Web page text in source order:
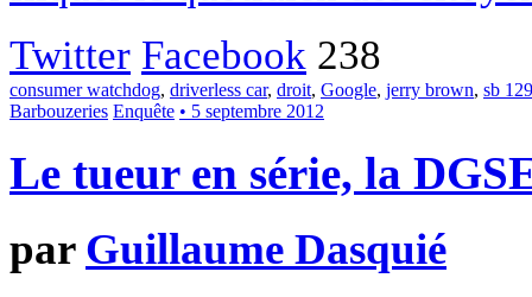
Twitter Facebook 238
consumer watchdog, driverless car, droit, Google, jerry brown, sb
Barbouzeries Enquête • 5 septembre 2012
Le tueur en série, la
par Guillaume Dasquié